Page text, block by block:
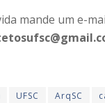
mande um e-
UFSC ArqSC